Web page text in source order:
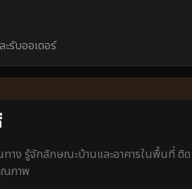
ะรับออเดอร์
าง รู้จักลักษณะบ้านและอาคารในพื้นที่ ติด
ณภาพ